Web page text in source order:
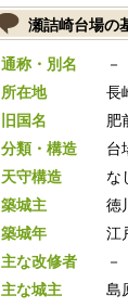
瀬詰崎台場の
通称・別名
－
所在地
長
旧国名
肥
分類・構造
台
天守構造
な
築城主
徳
築城年
江
主な改修者
－
主な城主
島